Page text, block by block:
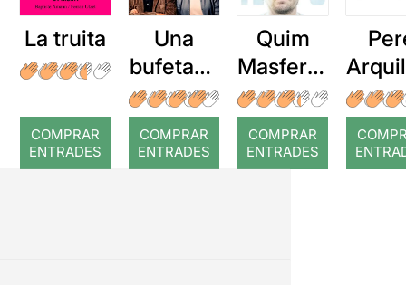
La truita
COMPRAR
ENTRADES
Una
bufetada
a temps
COMPRAR
ENTRADES
Quim
Masferre
r: Temps
COMPRAR
ENTRADES
: